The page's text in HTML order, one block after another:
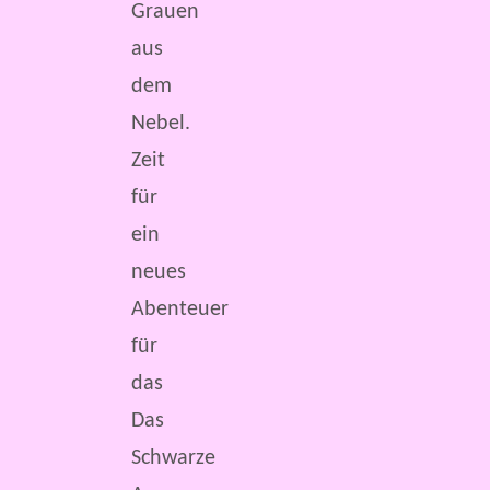
Grauen
aus
dem
Nebel.
Zeit
für
ein
neues
Abenteuer
für
das
Das
Schwarze